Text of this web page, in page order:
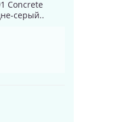
Concrete
серый..